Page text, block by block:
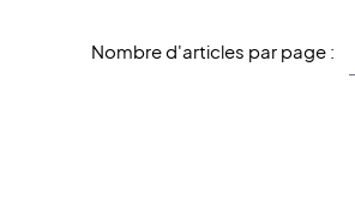
Nombre d'articles par page :